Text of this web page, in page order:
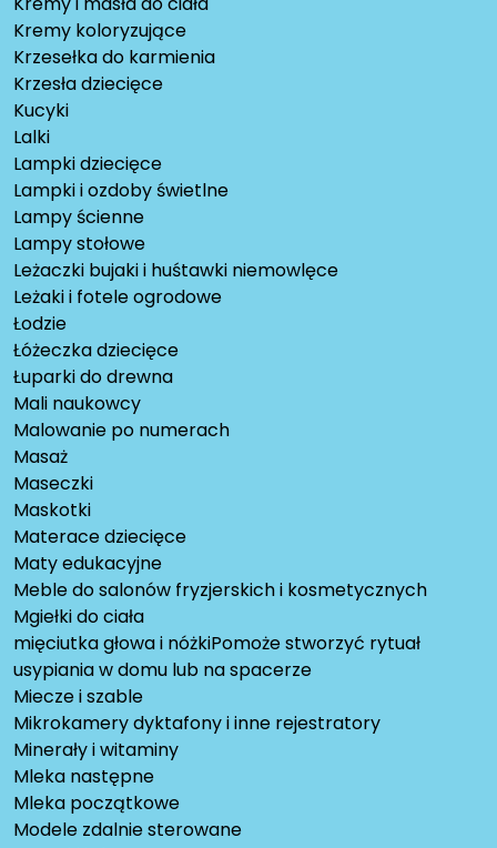
Kremy koloryzujące
Krzesełka do karmienia
Krzesła dziecięce
Kucyki
Lalki
Lampki dziecięce
Lampki i ozdoby świetlne
Lampy ścienne
Lampy stołowe
Leżaczki bujaki i huśtawki niemowlęce
Leżaki i fotele ogrodowe
Łodzie
Łóżeczka dziecięce
Łuparki do drewna
Mali naukowcy
Malowanie po numerach
Masaż
Maseczki
Maskotki
Materace dziecięce
Maty edukacyjne
Meble do salonów fryzjerskich i kosmetycznych
Mgiełki do ciała
mięciutka głowa i nóżkiPomoże stworzyć rytuał
usypiania w domu lub na spacerze
Miecze i szable
Mikrokamery dyktafony i inne rejestratory
Minerały i witaminy
Mleka następne
Mleka początkowe
Modele zdalnie sterowane